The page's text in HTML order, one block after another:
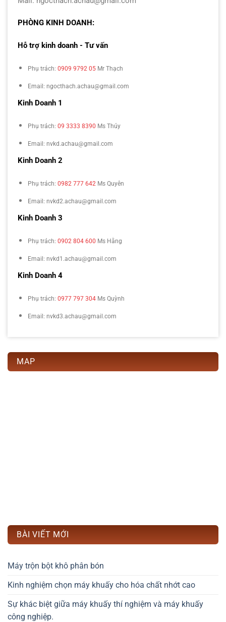
PHÒNG KINH DOANH:
Hỗ trợ kinh doanh - Tư vấn
Phụ trách: 0909 9792 05 Mr Thạch
Email: ngocthach.achau@gmail.com
Kinh Doanh 1
Phụ trách: 09 3333 8390 Ms Thúy
Email: nvkd.achau@gmail.com
Kinh Doanh 2
Phụ trách: 0982 777 642 Ms Quyên
Email: nvkd2.achau@gmail.com
Kinh Doanh 3
Phụ trách: 0902 804 600 Ms Hằng
Email: nvkd1.achau@gmail.com
Kinh Doanh 4
Phụ trách: 0977 797 304 Ms Quỳnh
Email: nvkd3.achau@gmail.com
MAP
BÀI VIẾT MỚI
Máy trộn bột khô phân bón
Kinh nghiệm chọn máy khuấy cho hóa chất nhớt cao
Sự khác biệt giữa máy khuấy thí nghiệm và máy khuấy
công nghiệp.